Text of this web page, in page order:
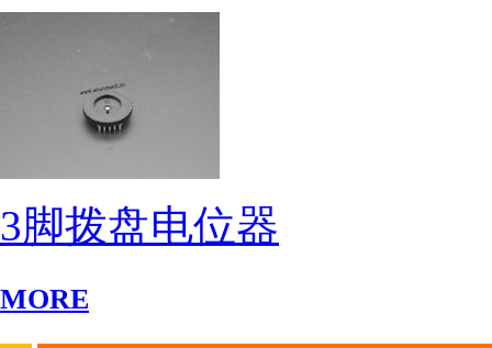
3脚拨盘电位器
MORE